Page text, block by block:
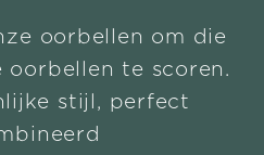
oorbellen om die
oorbellen te scoren.
stijl, perfect